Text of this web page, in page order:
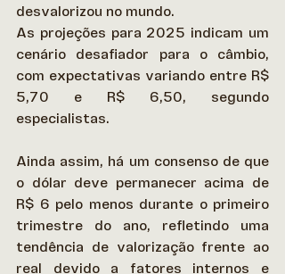
desvalorizou no mundo.
As projeções para 2025 indicam um
cenário desafiador para o câmbio,
com expectativas variando entre R$
5,70 e R$ 6,50, segundo
especialistas.
Ainda assim, há um consenso de que
o dólar deve permanecer acima de
R$ 6 pelo menos durante o primeiro
trimestre do ano, refletindo uma
tendência de valorização frente ao
real devido a fatores internos e